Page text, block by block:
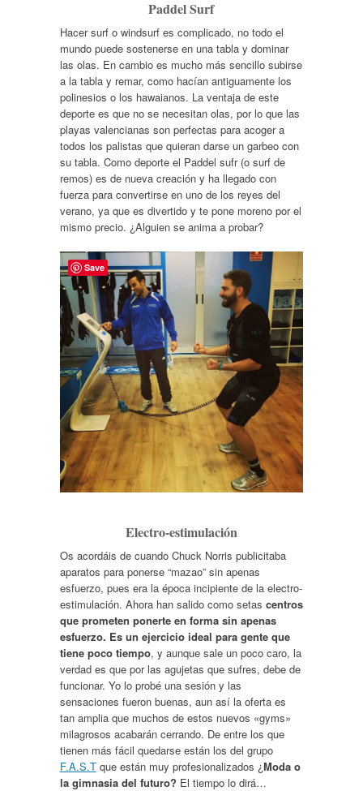
Paddel Surf
Hacer surf o windsurf es complicado, no todo el
mundo puede sostenerse en una tabla y dominar
las olas. En cambio es mucho más sencillo subirse
a la tabla y remar, como hacían antiguamente los
polinesios o los hawaianos. La ventaja de este
deporte es que no se necesitan olas, por lo que las
playas valencianas son perfectas para acoger a
todos los palistas que quieran darse un garbeo con
su tabla. Como deporte el Paddel sufr (o surf de
remos) es de nueva creación y ha llegado con
fuerza para convertirse en uno de los reyes del
verano, ya que es divertido y te pone moreno por el
mismo precio. ¿Alguien se anima a probar?
Electro-estimulación
Os acordáis de cuando Chuck Norris publicitaba
aparatos para ponerse “mazao” sin apenas
esfuerzo, pues era la época incipiente de la electro-
estimulación. Ahora han salido como setas centros
que prometen ponerte en forma sin apenas
esfuerzo. Es un ejercicio ideal para gente que
tiene poco tiempo, y aunque sale un poco caro, la
verdad es que por las agujetas que sufres, debe de
funcionar. Yo lo probé una sesión y las
sensaciones fueron buenas, aun así la oferta es
tan amplia que muchos de estos nuevos «gyms»
milagrosos acabarán cerrando. De entre los que
tienen más fácil quedarse están los del grupo
F.A.S.Tque están muy profesionalizados ¿Moda o
la gimnasia del futuro? El tiempo lo dirá…
Save